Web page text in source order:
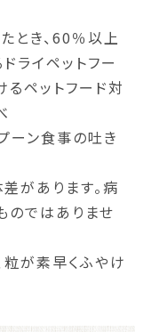
き、60％以上
ライペットフー
るペットフード対
ン食事の吐き
があります。病
のではありませ
が素早くふやけ